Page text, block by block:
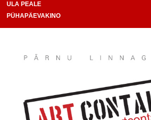
ULA PEALE
PÜHAPÄEVAKINO